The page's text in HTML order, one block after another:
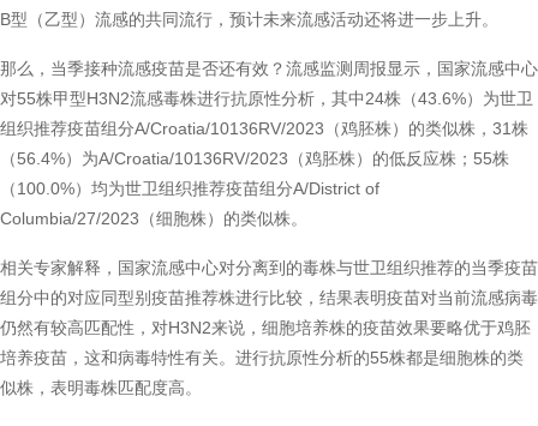
B型（乙型）流感的共同流行，预计未来流感活动还将进一步上升。
那么，当季接种流感疫苗是否还有效？流感监测周报显示，国家流感中心
对55株甲型H3N2流感毒株进行抗原性分析，其中24株（43.6%）为世卫
组织推荐疫苗组分A/Croatia/10136RV/2023（鸡胚株）的类似株，31株
（56.4%）为A/Croatia/10136RV/2023（鸡胚株）的低反应株；55株
（100.0%）均为世卫组织推荐疫苗组分A/District of
Columbia/27/2023（细胞株）的类似株。
相关专家解释，国家流感中心对分离到的毒株与世卫组织推荐的当季疫苗
组分中的对应同型别疫苗推荐株进行比较，结果表明疫苗对当前流感病毒
仍然有较高匹配性，对H3N2来说，细胞培养株的疫苗效果要略优于鸡胚
培养疫苗，这和病毒特性有关。进行抗原性分析的55株都是细胞株的类
似株，表明毒株匹配度高。